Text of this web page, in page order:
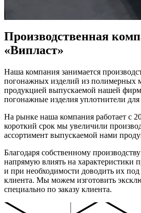
Производственная
«Випласт»
Наша компания занимается
погонажных изделий из полимерных
продукцией выпускаемой нашей
погонажные изделия уплотнители для
На рынке наша компания работает с
короткий срок мы увеличили
ассортимент выпускаемой нами
Благодаря собственному
напрямую влиять на характеристики
и при необходимости доводить их
клиента. Мы можем изготовить
специально по заказу клиента.